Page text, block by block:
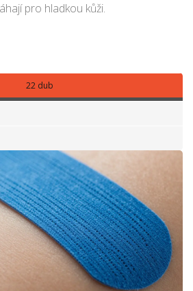
pro hladkou kůži.
22 dub